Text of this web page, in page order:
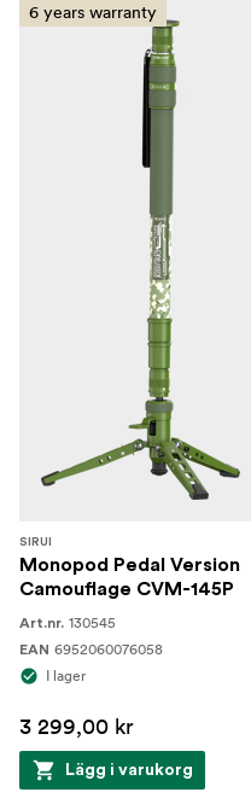
6 years warranty
SIRUI
Monopod Pedal Version
Camouflage CVM-145P
Art.nr. 130545
EAN 6952060076058
I lager
3 299,00 kr
Lägg i varukorg